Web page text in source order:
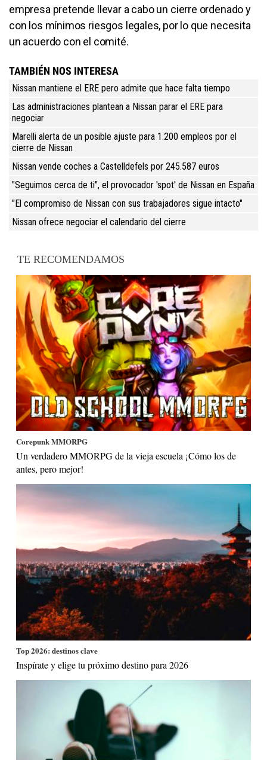
empresa pretende llevar a cabo un cierre ordenado y
con los mínimos riesgos legales, por lo que necesita
un acuerdo con el comité.
TAMBIÉN NOS INTERESA
Nissan mantiene el ERE pero admite que hace falta tiempo
Las administraciones plantean a Nissan parar el ERE para
negociar
Marelli alerta de un posible ajuste para 1.200 empleos por el
cierre de Nissan
Nissan vende coches a Castelldefels por 245.587 euros
"Seguimos cerca de ti", el provocador 'spot' de Nissan en España
"El compromiso de Nissan con sus trabajadores sigue intacto"
Nissan ofrece negociar el calendario del cierre
TE RECOMENDAMOS
Corepunk MMORPG
Un verdadero MMORPG de la vieja escuela ¡Cómo los de
antes, pero mejor!
Top 2026: destinos clave
Inspírate y elige tu próximo destino para 2026